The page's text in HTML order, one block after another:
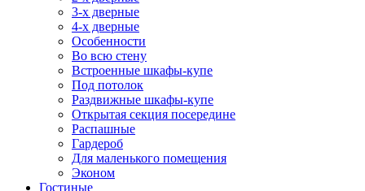
3-х дверные
4-х дверные
Особенности
Во всю стену
Встроенные шкафы-купе
Под потолок
Раздвижные шкафы-купе
Открытая секция посередине
Распашные
Гардероб
Для маленького помещения
Эконом
Гостиные